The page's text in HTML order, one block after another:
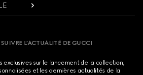
L’ACTUALITÉ DE GUCCI
exclusives sur le lancement de la collection,
et les dernières actualités de la